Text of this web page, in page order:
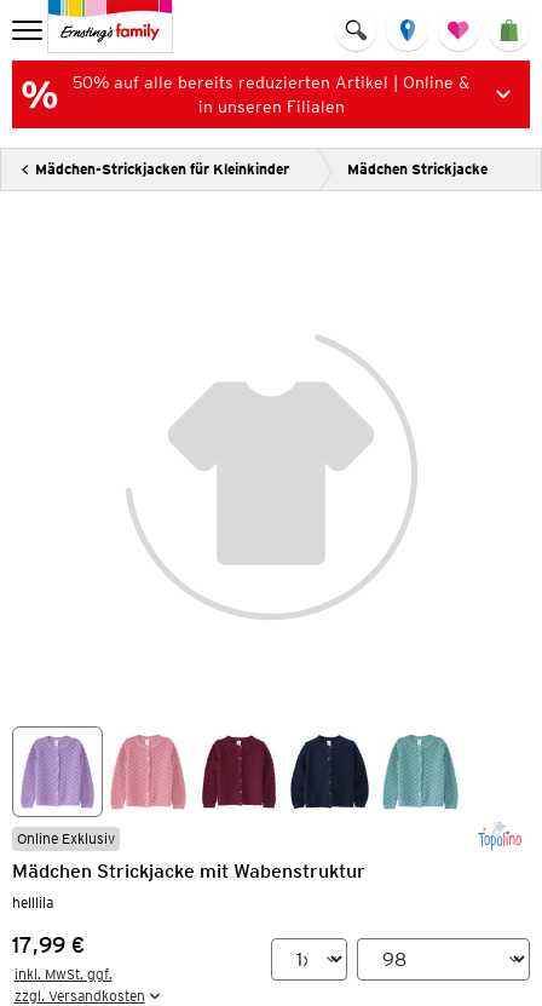
50% auf alle bereits reduzierten Artikel | Online &
in unseren Filialen
Mädchen-Strickjacken für Kleinkinder Mädchen Strickjacke
Online Exklusiv
Mädchen Strickjacke mit Wabenstruktur
helllila
Preis:
17,99 €
inkl. MwSt. ggf.
zzgl. Versandkosten